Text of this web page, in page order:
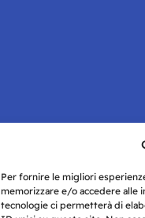
Per fornire le migliori
memorizzare e/o accedere alle
tecnologie ci permetterà di